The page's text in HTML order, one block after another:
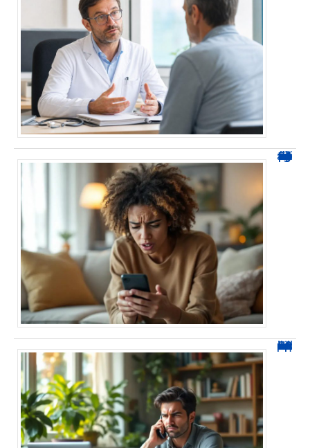
0424 démarchage : reconnaître l’appel et agir sans se tromper
0270 spam : reconnaître ces appels et les bloquer sans erreur